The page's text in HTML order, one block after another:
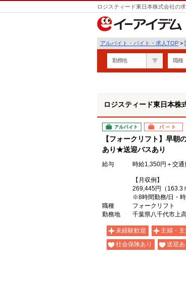
ロジスティード東日本株式会社の
アルバイト・バイト・求人TOP >
勤務地 職種
ロジスティード東日本株
アルバイト パート
【フォークリフト】早
あり★送迎バスあり
給与 時給1,350円＋交通
【月収例】
269,445円（163.3
※8時間勤務/日・
職種
フォークリフト
勤務地
千葉県八千代市上
未経験歓迎 主婦・
社会保険あり
送迎あ